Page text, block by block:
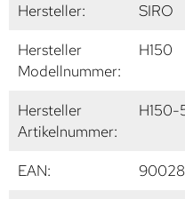
Hersteller:
SIRO
Hersteller
Modellnummer:
H150
Hersteller
Artikelnummer:
H150-
EAN: